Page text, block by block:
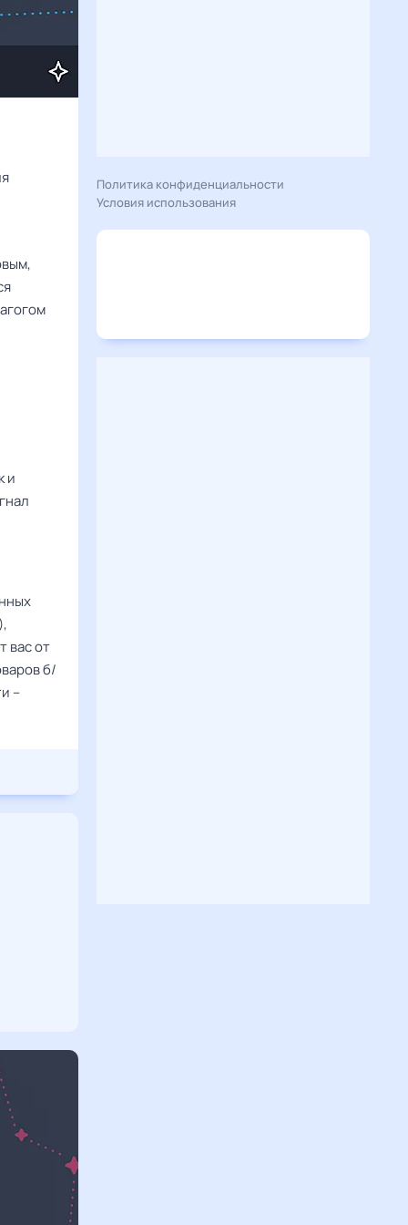
и
вас от
б/
–
Политика конфиденциальности
Условия использования